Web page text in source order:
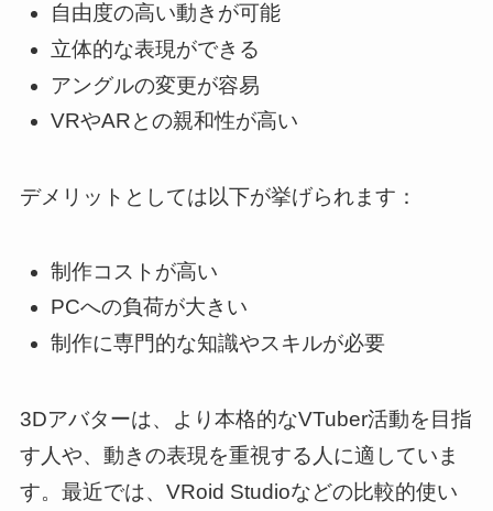
自由度の高い動きが可能
立体的な表現ができる
アングルの変更が容易
VRやARとの親和性が高い
デメリットとしては以下が挙げられます：
制作コストが高い
PCへの負荷が大きい
制作に専門的な知識やスキルが必要
3Dアバターは、より本格的なVTuber活動を目指
す人や、動きの表現を重視する人に適していま
す。最近では、VRoid Studioなどの比較的使い